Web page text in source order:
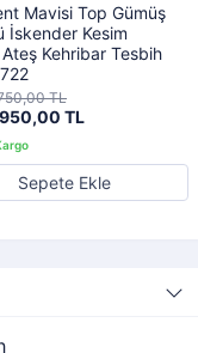
Mavisi Top Gümüş
İskender Kesim
Kehribar Tesbih
TL
TL
Sepete Ekle